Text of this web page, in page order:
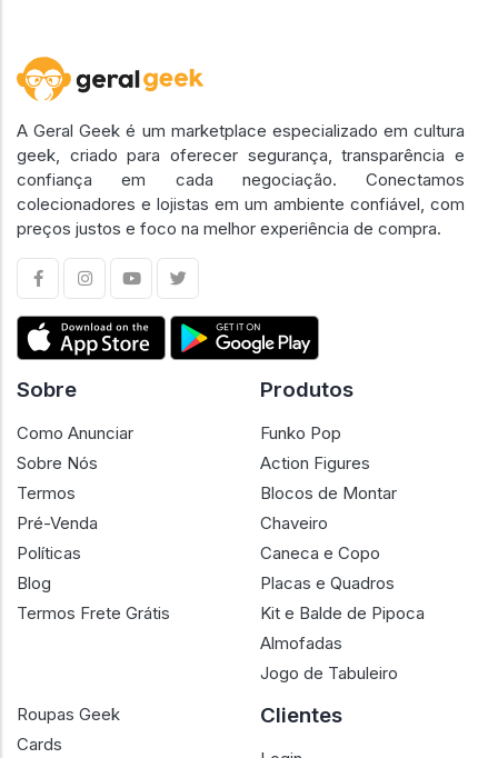
A Geral Geek é um marketplace especializado em cultura
geek, criado para oferecer segurança, transparência e
confiança em cada negociação. Conectamos
colecionadores e lojistas em um ambiente confiável, com
preços justos e foco na melhor experiência de compra.
Sobre
Como Anunciar
Sobre Nós
Termos
Pré-Venda
Políticas
Blog
Termos Frete Grátis
Produtos
Funko Pop
Action Figures
Blocos de Montar
Chaveiro
Caneca e Copo
Placas e Quadros
Kit e Balde de Pipoca
Almofadas
Jogo de Tabuleiro
Roupas Geek
Cards
Clientes